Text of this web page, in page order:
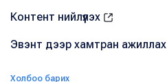
Контент нийлүүлэх
Эвэнт дээр хамтран ажиллах
Холбоо барих